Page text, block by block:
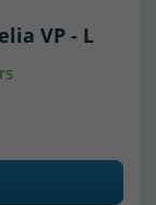
VP - L